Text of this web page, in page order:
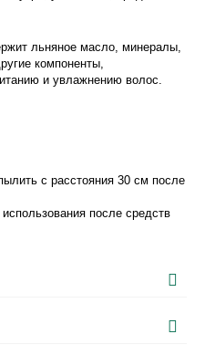
льняное масло, минералы,
компоненты,
и увлажнению волос.
с расстояния 30 см после
после средств